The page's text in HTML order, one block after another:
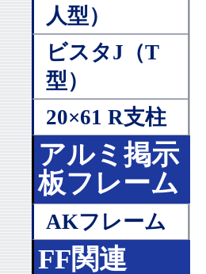
人型）
ビスタJ（T
型）
20×61 R支柱
アルミ掲示
板フレーム
AKフレーム
FF関連